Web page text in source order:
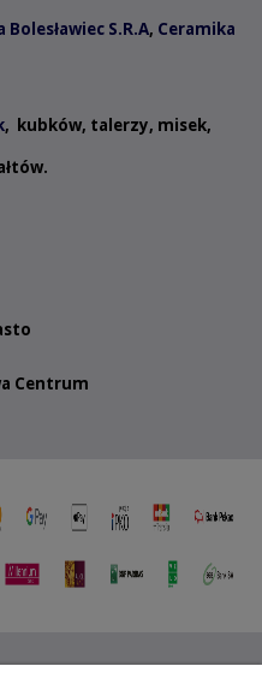
S.R.A, Ceramika
, kubków, talerzy, misek,
.
Centrum